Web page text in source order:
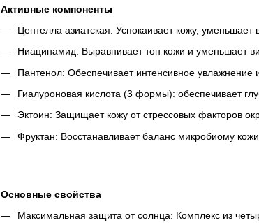
Активные компоненты
Центелла азиатская: Успокаивает кожу, уменьшает
Ниацинамид: Выравнивает тон кожи и уменьшает
Пантенол: Обеспечивает интенсивное увлажнение
Гиалуроновая кислота (3 формы): обеспечивает
Эктоин: Защищает кожу от стрессовых факторов
Фруктан: Восстанавливает баланс микробиому
Основные свойства
Максимальная защита от солнца: Комплекс из